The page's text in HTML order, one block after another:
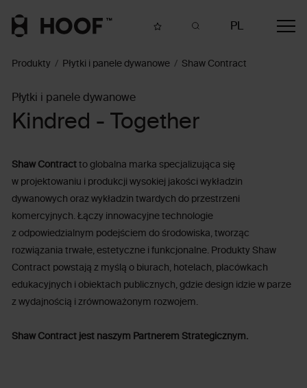
PL
Produkty Płytki i panele dywanowe Shaw Contract
Płytki i panele dywanowe
Kindred - Together
Shaw Contract to globalna marka specjalizująca się
w projektowaniu i produkcji wysokiej jakości wykładzin
dywanowych oraz wykładzin twardych do przestrzeni
komercyjnych. Łączy innowacyjne technologie
z odpowiedzialnym podejściem do środowiska, tworząc
rozwiązania trwałe, estetyczne i funkcjonalne. Produkty Shaw
Contract powstają z myślą o biurach, hotelach, placówkach
edukacyjnych i obiektach publicznych, gdzie design idzie w parze
z wydajnością i zrównoważonym rozwojem.
Shaw Contract jest naszym Partnerem Strategicznym.